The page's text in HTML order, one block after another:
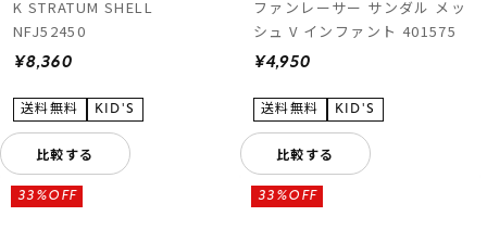
K STRATUM SHELL
NFJ52450
¥8,360
比較する
ファンレーサー サンダル メッ
シュ V インファント 401575
¥4,950
比較する
33%OFF 33%OFF